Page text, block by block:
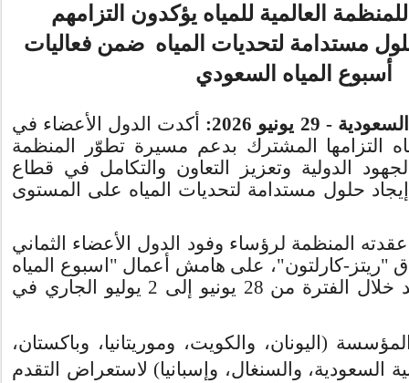
العالمية للمياه يؤكدون التزامهم
مستدامة لتحديات المياه ضمن فعاليات
أسبوع المياه السعودي
29 يونيو 2026:
أكدت الدول الأعضاء في
التزامها المشترك بدعم مسيرة تطوّر المنظمة
الدولية وتعزيز التعاون والتكامل في قطاع
حلول مستدامة لتحديات المياه على المستوى
المنظمة لرؤساء وفود الدول الأعضاء الثماني
"ريتز-كارلتون"، على هامش أعمال "اسبوع المياه
خلال
الفترة من 28 يونيو إلى 2 يوليو الجاري في
(اليونان، والكويت، وموريتانيا، وباكستان،
السعودية، والسنغال، وإسبانيا) لاستعراض التقدم